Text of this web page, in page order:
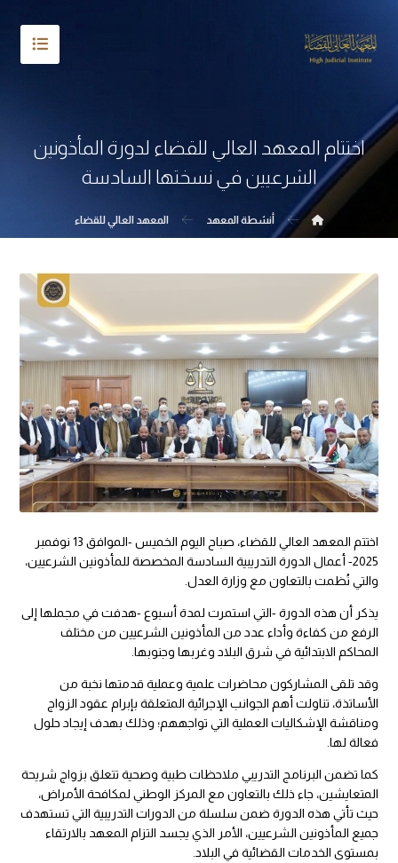
اختتام المعهد العالي للقضاء لدورة المأذونين
الشرعيين في نسختها السادسة
أنشطة المعهد المعهد العالي للقضاء
اختتم المعهد العالي للقضاء، صباح اليوم الخميس -الموافق 13 نوفمبر
2025- أعمال الدورة التدريبية السادسة المخصصة للمأذونين الشرعيين،
والتي نُظمت بالتعاون مع وزارة العدل.
يذكر أن هذه الدورة -التي استمرت لمدة أسبوع -هدفت في مجملها إلى
الرفع من كفاءة وأداء عدد من المأذونين الشرعيين من مختلف
المحاكم الابتدائية في شرق البلاد وغربها وجنوبها.
وقد تلقى المشاركون محاضرات علمية وعملية قدمتها نخبة من
الأساتذة، تناولت أهم الجوانب الإجرائية المتعلقة بإبرام عقود الزواج
ومناقشة الإشكاليات العملية التي تواجههم؛ وذلك بهدف إيجاد حلول
فعالة لها.
كما تضمن البرنامج التدريبي ملاحظات طبية وصحية تتعلق بزواج شريحة
المتعايشين، جاء ذلك بالتعاون مع المركز الوطني لمكافحة الأمراض،
حيث تأتي هذه الدورة ضمن سلسلة من الدورات التدريبية التي تستهدف
جميع المأذونين الشرعيين، الأمر الذي يجسد التزام المعهد بالارتقاء
بمستوى الخدمات القضائية في البلاد.